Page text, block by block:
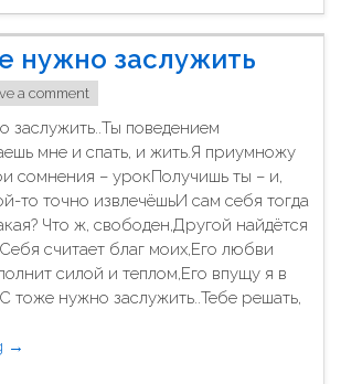
р
а
К
р
с
"
а
л
е
н
ь
к
и
й
м
и
р
р
а
р
нужно заслужить
a comment
заслужить..Ты поведением
мне и спать, и жить.Я приумножу
сомнения – урокПолучишь ты – и,
то точно извлечёшьИ сам себя тогда
Что ж, свободен,Другой найдётся
считает благ моих,Его любви
силой и теплом,Его впущу я в
тоже нужно заслужить..Тебе решать,
"→